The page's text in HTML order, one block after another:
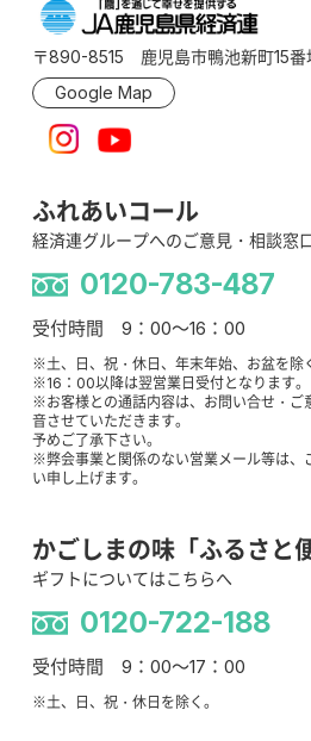
〒890-8515 鹿児島市鴨池新町15番
Google Map
ふれあいコール
経済連グループへのご意見・相談窓
0120-783-487
受付時間 9：00～16：00
※土、日、祝・休日、年末年始、お盆を除
※16：00以降は翌営業日受付となります。
※お客様との通話内容は、お問い合せ・ご
音させていただきます。
予めご了承下さい。
※弊会事業と関係のない営業メール等は、
い申し上げます。
かごしまの味「ふるさと便
ギフトについてはこちらへ
0120-722-188
受付時間 9：00～17：00
※土、日、祝・休日を除く。